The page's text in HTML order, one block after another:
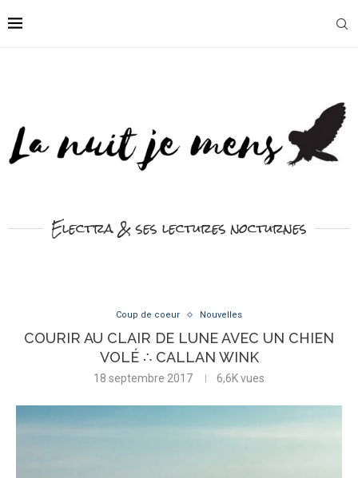
Electra & ses lectures nocturnes
Coup de coeur Nouvelles
COURIR AU CLAIR DE LUNE AVEC UN CHIEN
VOLÉ ∴ CALLAN WINK
18 septembre 2017 6,6Kvues